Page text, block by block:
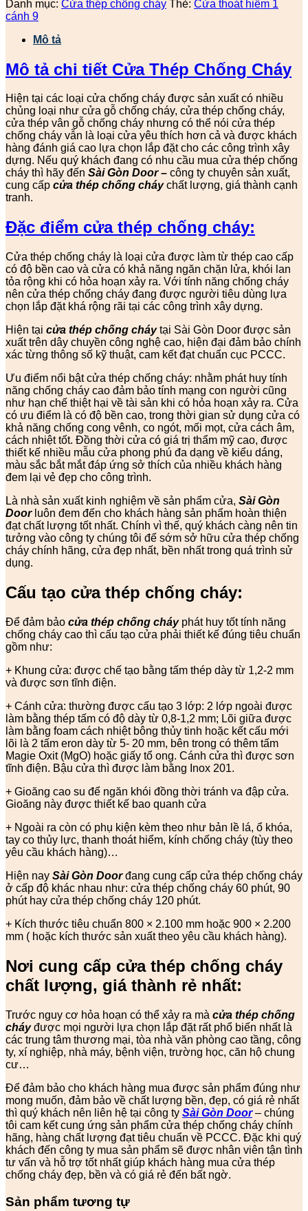
Danh mục: Cửa thép chống cháy Thẻ: Cửa thoát hiểm 1
cánh 9
Mô tả
Mô tả chi tiết Cửa Thép Chống Cháy
Hiện tại các loại cửa chống cháy được sản xuất có nhiều
chủng loại như cửa gỗ chống cháy, cửa thép chống cháy,
cửa thép vân gỗ chống cháy nhưng có thể nói cửa thép
chống cháy vẫn là loại cửa yêu thích hơn cả và được khách
hàng đánh giá cao lựa chọn lắp đặt cho các công trình xây
dựng. Nếu quý khách đang có nhu cầu mua cửa thép chống
cháy thì hãy đến Sài Gòn Door– công ty chuyên sản xuất,
cung cấp cửa thép chống cháychất lượng, giá thành cạnh
tranh.
Đặc điểm cửa thép chống cháy:
Cửa thép chống cháy là loại cửa được làm từ thép cao cấp
có độ bền cao và cửa có khả năng ngăn chặn lửa, khói lan
tỏa rộng khi có hỏa hoạn xảy ra. Với tính năng chống cháy
nên cửa thép chống cháy đang được người tiêu dùng lựa
chọn lắp đặt khá rộng rãi tại các công trình xây dựng.
Hiện tại cửa thép chống cháytại Sài Gòn Door được sản
xuất trên dây chuyền công nghệ cao, hiện đại đảm bảo chính
xác từng thông số kỹ thuật, cam kết đạt chuẩn cục PCCC.
Ưu điểm nổi bật cửa thép chống cháy: nhằm phát huy tính
năng chống cháy cao đảm bảo tính mạng con người cũng
như hạn chế thiệt hại về tài sản khi có hỏa hoạn xảy ra. Cửa
có ưu điểm là có độ bền cao, trong thời gian sử dụng cửa có
khả năng chống cong vênh, co ngót, mối mọt, cửa cách âm,
cách nhiệt tốt. Đồng thời cửa có giá trị thẩm mỹ cao, được
thiết kế nhiều mẫu cửa phong phú đa dạng về kiểu dáng,
màu sắc bắt mắt đáp ứng sở thích của nhiều khách hàng
đem lại vẻ đẹp cho công trình.
Là nhà sản xuất kinh nghiệm về sản phẩm cửa, Sài Gòn
Doorluôn đem đến cho khách hàng sản phẩm hoàn thiện
đạt chất lượng tốt nhất. Chính vì thế, quý khách càng nên tin
tưởng vào công ty chúng tôi để sớm sở hữu cửa thép chống
cháy chính hãng, cửa đẹp nhất, bền nhất trong quá trình sử
dụng.
Cấu tạo cửa thép chống cháy:
Để đảm bảo cửa thép chống cháyphát huy tốt tính năng
chống cháy cao thì cấu tạo cửa phải thiết kế đúng tiêu chuẩn
gồm như:
+ Khung cửa: được chế tạo bằng tấm thép dày từ 1,2-2 mm
và được sơn tĩnh điện.
+ Cánh cửa: thường được cấu tạo 3 lớp: 2 lớp ngoài được
làm bằng thép tấm có độ dày từ 0,8-1,2 mm; Lõi giữa được
làm bằng foam cách nhiệt bông thủy tinh hoặc kết cấu mới
lõi là 2 tấm eron dày từ 5- 20 mm, bên trong có thêm tấm
Magie Oxit (MgO) hoặc giấy tổ ong. Cánh cửa thì được sơn
tĩnh điện. Bậu cửa thì được làm bằng Inox 201.
+ Gioăng cao su để ngăn khói đồng thời tránh va đập cửa.
Gioăng này được thiết kế bao quanh cửa
+ Ngoài ra còn có phụ kiện kèm theo như bản lề lá, ổ khóa,
tay co thủy lực, thanh thoát hiểm, kính chống cháy (tùy theo
yêu cầu khách hàng)…
Hiện nay Sài Gòn Doorđang cung cấp cửa thép chống cháy
ở cấp độ khác nhau như: cửa thép chống cháy 60 phút, 90
phút hay cửa thép chống cháy 120 phút.
+ Kích thước tiêu chuẩn 800 × 2.100 mm hoặc 900 × 2.200
mm ( hoặc kích thước sản xuất theo yêu cầu khách hàng).
Nơi cung cấp cửa thép chống cháy
chất lượng, giá thành rẻ nhất:
Trước nguy cơ hỏa hoạn có thể xảy ra mà cửa thép chống
cháy được mọi người lựa chọn lắp đặt rất phổ biến nhất là
các trung tâm thương mại, tòa nhà văn phòng cao tầng, công
ty, xí nghiệp, nhà máy, bệnh viện, trường học, căn hộ chung
cư…
Để đảm bảo cho khách hàng mua được sản phẩm đúng như
mong muốn, đảm bảo về chất lượng bền, đẹp, có giá rẻ nhất
thì quý khách nên liên hệ tại công ty Sài Gòn Door– chúng
tôi cam kết cung ứng sản phẩm cửa thép chống cháy chính
hãng, hàng chất lượng đạt tiêu chuẩn về PCCC. Đặc khi quý
khách đến công ty mua sản phẩm sẽ được nhân viên tận tình
tư vấn và hỗ trợ tốt nhất giúp khách hàng mua cửa thép
chống cháy đẹp, bền và có giá rẻ đến bất ngờ.
Sản phẩm tương tự